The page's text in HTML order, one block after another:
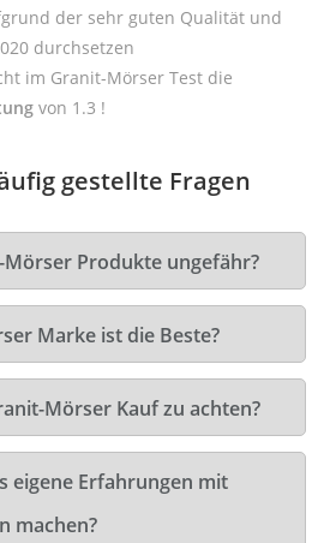
der sehr guten Qualität und
durchsetzen
im Granit-Mörser Test die
von 1.3 !
gestellte Fragen
Produkte ungefähr?
Marke ist die Beste?
Mörser Kauf zu achten?
eigene Erfahrungen mit
machen?